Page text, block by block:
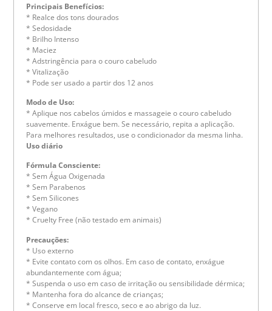
Principais Benefícios:
* Realce dos tons dourados
* Sedosidade
* Brilho Intenso
* Maciez
* Adstringência para o couro cabeludo
* Vitalização
* Pode ser usado a partir dos 12 anos
Modo de Uso:
* Aplique nos cabelos úmidos e massageie o couro cabeludo
suavemente. Enxágue bem. Se necessário, repita a aplicação.
Para melhores resultados, use o condicionador da mesma linha.
Uso diário
Fórmula Consciente:
* Sem Água Oxigenada
* Sem Parabenos
* Sem Silicones
* Vegano
* Cruelty Free (não testado em animais)
Precauções:
* Uso externo
* Evite contato com os olhos. Em caso de contato, enxágue
abundantemente com água;
* Suspenda o uso em caso de irritação ou sensibilidade dérmica;
* Mantenha fora do alcance de crianças;
* Conserve em local fresco, seco e ao abrigo da luz.